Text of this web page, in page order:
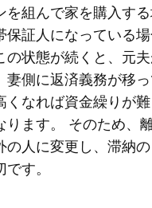
を組んで家を購入す
証人になっている場
の状態が続くと、元
妻側に返済義務が移っ
くなれば資金繰りが
ります。 そのため、
の人に変更し、滞納
す。